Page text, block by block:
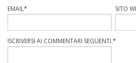
EMAIL* SITO
ISCRIVERSI AI COMMENTARI SEGUENTI.*